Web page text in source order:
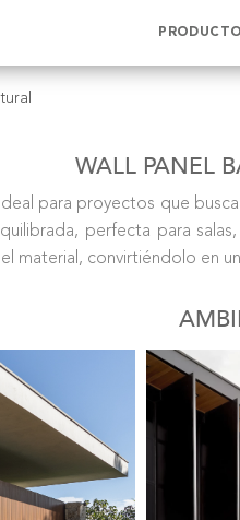
WALL PANEL
para proyectos que
perfecta para
material, convirtiéndolo en